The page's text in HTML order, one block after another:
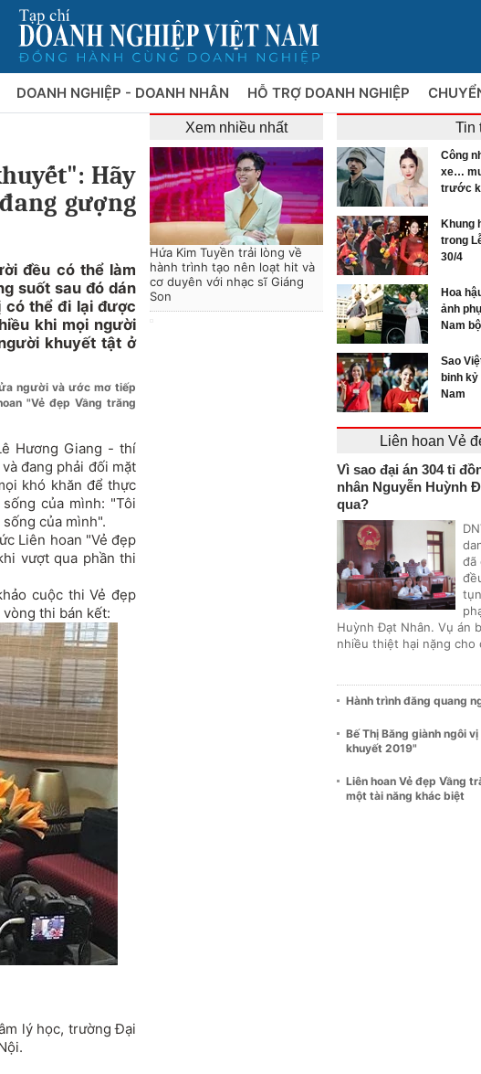
DOANH NGHIỆP - DOANH NHÂN HỖ TRỢ DOANH NGHIỆP
Hãy
gượng
đều có thể làm
suốt sau đó dán
có thể đi lại được
khi mọi người
khuyết tật ở
người và ước mơ tiếp
"Vẻ đẹp Vầng trăng
Hương Giang - thí
đang phải đối mặt
khó khăn để thực
của mình: "Tôi
của mình".
Liên hoan "Vẻ đẹp
vượt qua phần thi
cuộc thi Vẻ đẹp
thi bán kết:
lý học, trường Đại
Xem nhiều nhất
Hứa Kim Tuyền trải lòng về
hành trình tạo nên loạt hit và
cơ duyên với nhạc sĩ Giáng
Son
Tin
Công
xe…
trước
Khung
trong
30/4
Hoa
ảnh
Nam
Sao
binh
Nam
Liên hoan Vẻ
Vì sao đại án 304 tỉ
nhân Nguyễn Huỳnh
qua?
đã
Huỳnh Đạt Nhân. Vụ án
nhiều thiệt hại nặng cho
Hành trình đăng quang
Bế Thị Băng giành ngôi
khuyết 2019"
Liên hoan Vẻ đẹp Vầng
một tài năng khác biệt